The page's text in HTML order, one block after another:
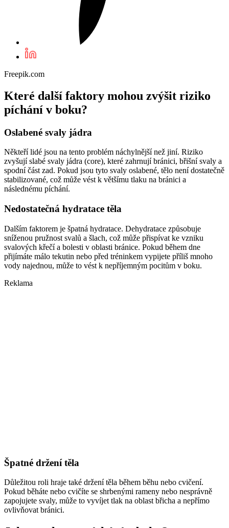
Freepik.com
Které další faktory mohou zvýšit riziko
píchání v boku?
Oslabené svaly jádra
Někteří lidé jsou na tento problém náchylnější než jiní. Riziko
zvyšují slabé svaly jádra (core), které zahrnují bránici, břišní svaly a
spodní část zad. Pokud jsou tyto svaly oslabené, tělo není dostatečně
stabilizované, což může vést k většímu tlaku na bránici a
následnému píchání.
Nedostatečná hydratace těla
Dalším faktorem je špatná hydratace. Dehydratace způsobuje
sníženou pružnost svalů a šlach, což může přispívat ke vzniku
svalových křečí a bolesti v oblasti bránice. Pokud během dne
přijímáte málo tekutin nebo před tréninkem vypijete příliš mnoho
vody najednou, může to vést k nepříjemným pocitům v boku.
Reklama
Špatné držení těla
Důležitou roli hraje také držení těla během běhu nebo cvičení.
Pokud běháte nebo cvičíte se shrbenými rameny nebo nesprávně
zapojujete svaly, může to vyvíjet tlak na oblast břicha a nepřímo
ovlivňovat bránici.